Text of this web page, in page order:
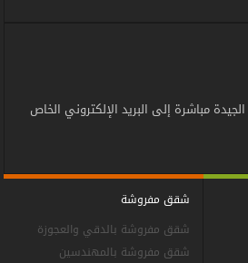
مباشرة إلى البريد الإلكتروني الخاص
شقق مفروشة
شقق مفروشة بالدقي والعجوزة
شقق مفروشة بالمهندسين